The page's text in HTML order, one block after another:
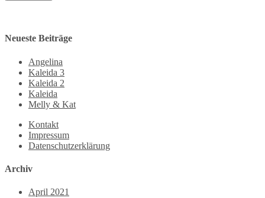
Neueste Beiträge
Angelina
Kaleida 3
Kaleida 2
Kaleida
Melly & Kat
Kontakt
Impressum
Datenschutzerklärung
Archiv
April 2021